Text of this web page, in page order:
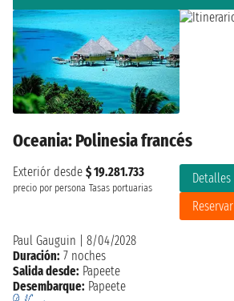
Oceania: Polinesia francés
Exteriór desde $ 19.281.733
precio por persona Tasas portuarias
Detalles
Reservar
Paul Gauguin
8/04/2028
Duración: 7 noches
Salida desde: Papeete
Desembarque: Papeete